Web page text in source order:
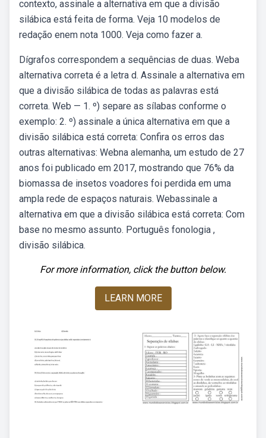
contexto, assinale a alternativa em que a divisão
silábica está feita de forma. Veja 10 modelos de
redação enem nota 1000. Veja como fazer a.
Dígrafos correspondem a sequências de duas. Weba
alternativa correta é a letra d. Assinale a alternativa em
que a divisão silábica de todas as palavras está
correta. Web — 1. º) separe as sílabas conforme o
exemplo: 2. º) assinale a única alternativa em que a
divisão silábica está correta: Confira os erros das
outras alternativas: Webna alemanha, um estudo de 27
anos foi publicado em 2017, mostrando que 76% da
biomassa de insetos voadores foi perdida em uma
ampla rede de espaços naturais. Webassinale a
alternativa em que a divisão silábica está correta: Com
base no mesmo assunto. Português fonologia ,
divisão silábica.
For more information, click the button below.
LEARN MORE